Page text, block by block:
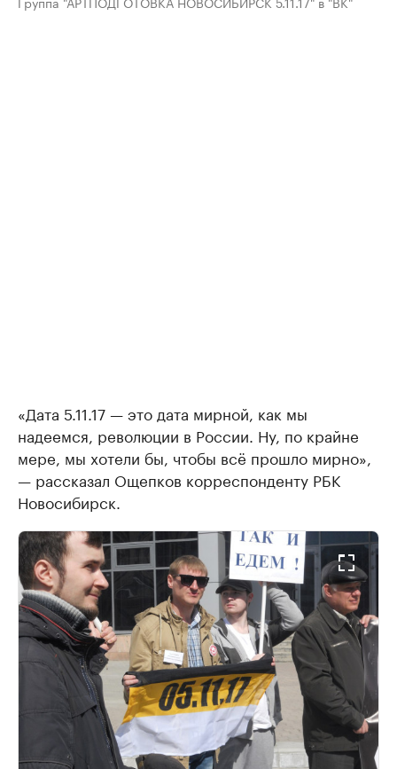
«Дата 5.11.17 — это дата мирной, как мы
надеемся, революции в России. Ну, по крайне
мере, мы хотели бы, чтобы всё прошло мирно»,
— рассказал Ощепков корреспонденту РБК
Новосибирск.